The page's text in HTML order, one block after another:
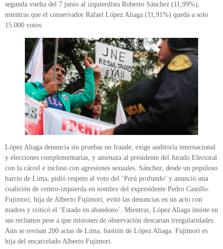
segunda vuelta del 7 junio al izquierdista Roberto Sánchez (11,99%),
mientras que el conservador Rafael López Aliaga (11,91%) queda a solo
15.000 votos.
López Aliaga denuncia sin pruebas un fraude, exige auditoría internacional
y elecciones complementarias, y amenaza al presidente del Jurado Electoral
con la cárcel e incluso con agresiones sexuales. Sánchez, desde un populoso
barrio de Lima, pidió respeto al voto del ‘Perú profundo’ y anunció una
coalición de centro-izquierda en nombre del expresidente Pedro Castillo.
Fujimori, hija de Alberto Fujimori, evitó las denuncias en un acto con
madres y criticó el ‘Estado en abandono’. Mientras, López Aliaga insiste en
sus reclamos pese a que misiones de observación descartan irregularidades.
Aún se revisan 200 actas de Lima, bastión de López Aliaga. Fujimori es
hija del encarcelado Alberto Fujimori.